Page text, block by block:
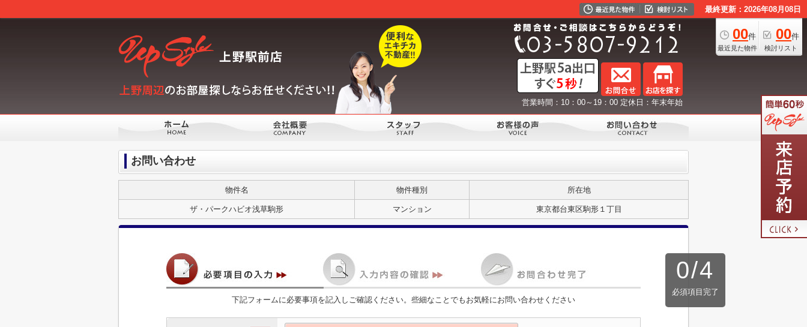
最終更新：2026年08月08日
00件
最近見た物件
00件
検討リスト
営業時間：10：00～19：00 定休日：年末年始
お問い合わせ
物件名 物件種別 所在地
ザ・パークハビオ浅草駒形 マンション 東京都台東区駒形１丁目
0/4
必須項目完了
下記フォームに必要事項を記入しご確認ください。些細なことでもお気軽にお問い合わせください